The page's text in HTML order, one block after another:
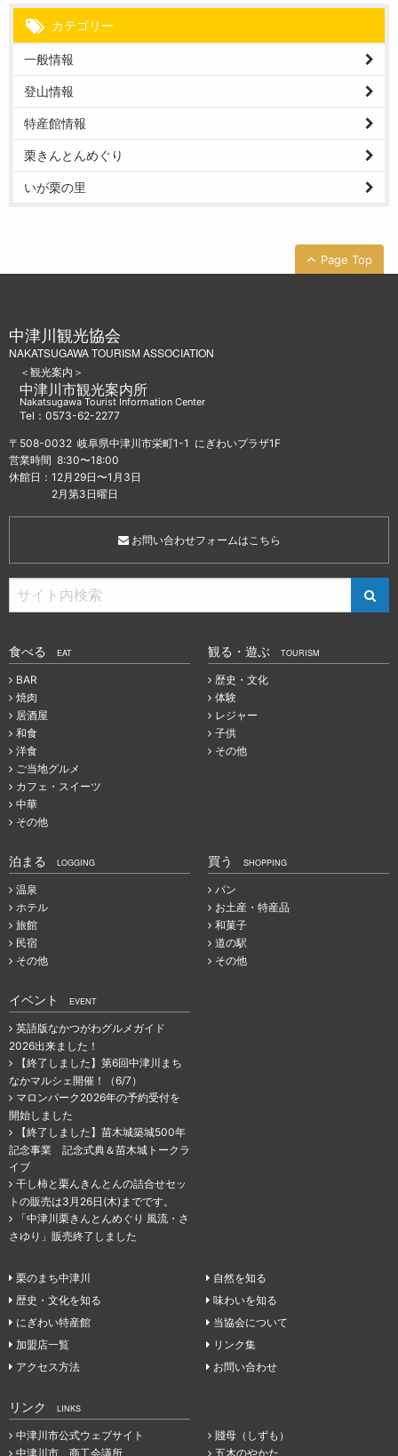
カテゴリー
一般情報
登山情報
特産館情報
栗きんとんめぐり
いが栗の里
Page Top
中津川観光協会
NAKATSUGAWA TOURISM ASSOCIATION
＜観光案内＞
中津川市観光案内所
Nakatsugawa Tourist Information Center
Tel：0573-62-2277
〒508-0032 岐阜県中津川市栄町1-1 にぎわいプラザ1F
営業時間 8:30〜18:00
休館日：12月29日〜1月3日
2月第3日曜日
お問い合わせフォームはこちら
食べる EAT
BAR
焼肉
居酒屋
和食
洋食
ご当地グルメ
カフェ・スイーツ
中華
その他
観る・遊ぶ TOURISM
歴史・文化
体験
レジャー
子供
その他
泊まる LOGGING
温泉
ホテル
旅館
民宿
その他
買う SHOPPING
パン
お土産・特産品
和菓子
道の駅
その他
イベント EVENT
英語版なかつがわグルメガイド
2026出来ました！
【終了しました】第6回中津川まち
なかマルシェ開催！（6/7）
マロンパーク2026年の予約受付を
開始しました
【終了しました】苗木城築城500年
記念事業 記念式典＆苗木城トークラ
イブ
干し柿と栗んきんとんの詰合せセッ
トの販売は3月26日(木)までです。
「中津川栗きんとんめぐり 風流・さ
さゆり」販売終了しました
栗のまち中津川
自然を知る
歴史・文化を知る
味わいを知る
にぎわい特産館
当協会について
加盟店一覧
リンク集
アクセス方法
お問い合わせ
リンク LINKS
中津川市公式ウェブサイト
中津川市 商工会議所
賤母（しずも）
五木のやかた